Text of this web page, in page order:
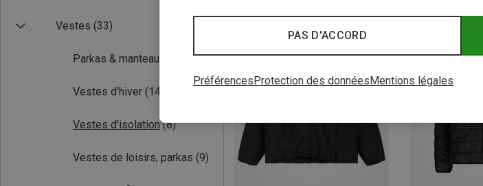
Vestes (33)
Parkas & manteaux
Vestes d'hiver (14)
Vestes d'isolation (8)
Vestes de loisirs, parkas (9)
PAS D'ACCORD
PréférencesProtection des donnéesMentions légales